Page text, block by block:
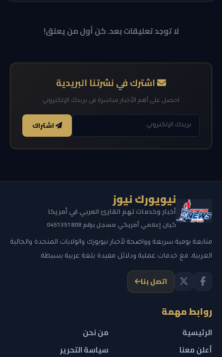
لا توجد تعليقات بعد. كن أول من يعلق!
اشترك في نشرتنا البريدية
احصل على أهم الأخبار مباشرة في بريدك الإلكتروني
اشتراك
نيويورك نيوز
أخبار وخدمات تهم القارئ العربي في أمريكا
كيان إعلامي أمريكي مسجل برقم 0451351808
متابعة يومية سريعة وواضحة لأخبار نيويورك والولايات المتحدة والجالية
العربية، مع خدمات عملية ودلائل مفيدة بلغة عربية بسيطة.
اتصل بنا
روابط مهمة
الرئيسية
من نحن
أعلن معنا
سياسة التحرير